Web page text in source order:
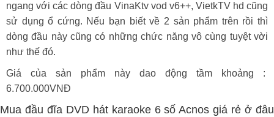
ngang với các dòng đầu VinaKtv vod v6++, VietkTV hd cũng
sử dụng ổ cứng. Nếu bạn biết về 2 sản phẩm trên rồi thì
dòng đầu này cũng có những chức năng vô cùng tuyệt vời
như thế đó.
Giá của sản phẩm này dao động tầm khoảng :
6.700.000VNĐ
Mua đầu đĩa DVD hát karaoke 6 số Acnos giá rẻ ở đâu